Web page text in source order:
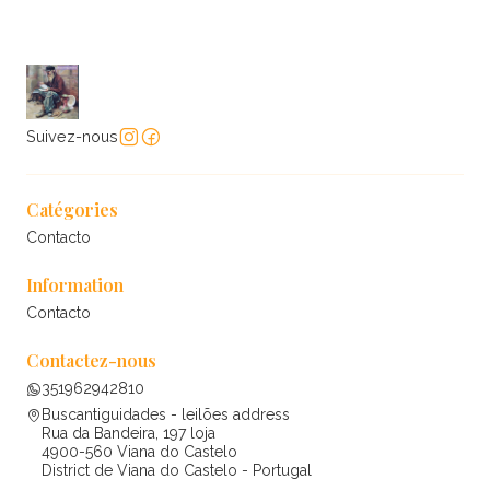
Suivez-nous
Catégories
Contacto
Information
Contacto
Contactez-nous
351962942810
Buscantiguidades - leilões address
Rua da Bandeira, 197 loja
4900-560 Viana do Castelo
District de Viana do Castelo - Portugal